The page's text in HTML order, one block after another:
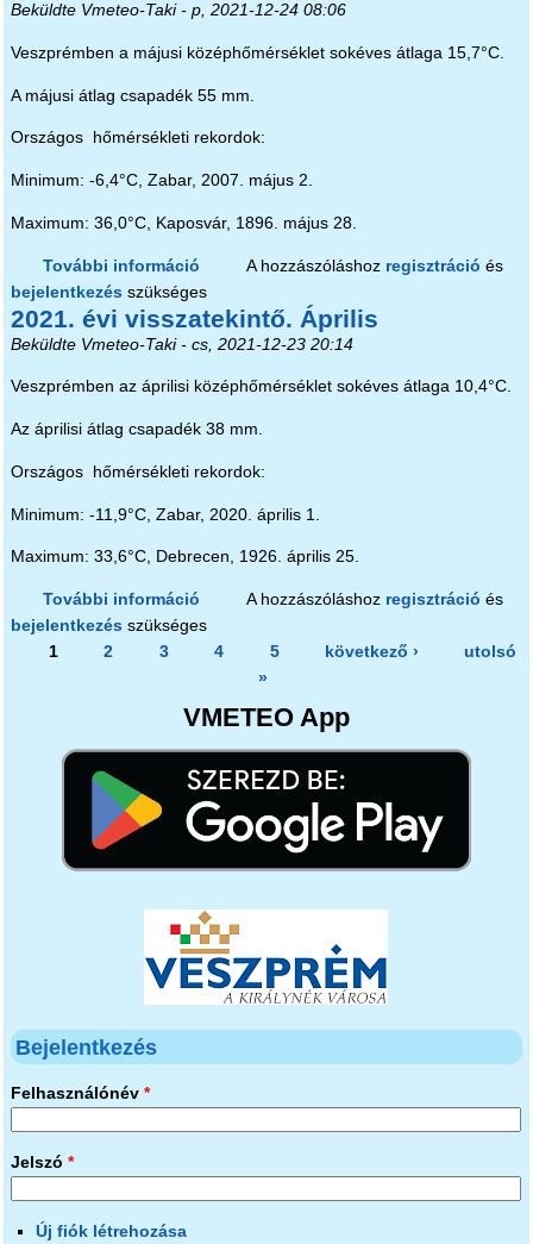
Beküldte Vmeteo-Taki- p, 2021-12-24 08:06
Veszprémben a májusi középhőmérséklet sokéves átlaga 15,7°C.
A májusi átlag csapadék 55 mm.
Országos hőmérsékleti rekordok:
Minimum: -6,4°C, Zabar, 2007. május 2.
Maximum: 36,0°C, Kaposvár, 1896. május 28.
További információ 2021. évi visszatekintő. Május
tartalommal kapcsolatosan
A hozzászóláshoz regisztráció és
bejelentkezés szükséges
2021. évi visszatekintő. Április
Beküldte Vmeteo-Taki- cs, 2021-12-23 20:14
Veszprémben az áprilisi középhőmérséklet sokéves átlaga 10,4°C.
Az áprilisi átlag csapadék 38 mm.
Országos hőmérsékleti rekordok:
Minimum: -11,9°C, Zabar, 2020. április 1.
Maximum: 33,6°C, Debrecen, 1926. április 25.
További információ 2021. évi visszatekintő. Április
tartalommal kapcsolatosan
A hozzászóláshoz regisztráció és
bejelentkezés szükséges
Oldalak
1 2 3 4 5 következő ›
utolsó
»
VMETEO App
Bejelentkezés
Felhasználónév *
Jelszó *
Új fiók létrehozása